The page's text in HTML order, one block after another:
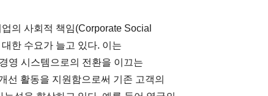
의 사회적 책임(Corporate Social
한 수요가 늘고 있다. 이는
영 시스템으로의 전환을 이끄는
선 활동을 지원함으로써 기존 고객의